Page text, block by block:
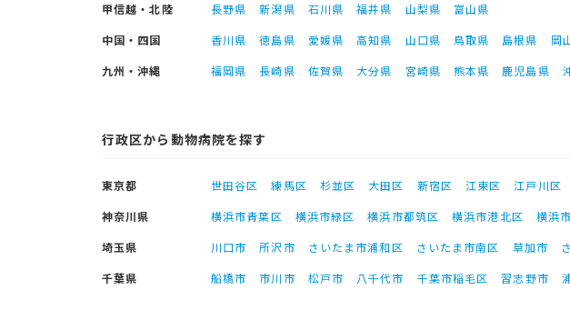
甲信越・北陸
長野県 新潟県 石川県 福井県 山梨県
富山県
中国・四国
香川県 徳島県 愛媛県 高知県 山口県 鳥取県 島根県 岡
九州・沖縄
福岡県 長崎県 佐賀県 大分県 宮崎県 熊本県 鹿児島県
行政区から動物病院を探す
東京都 世田谷区 練馬区 杉並区 大田区 新宿区 江東区 江戸川区
神奈川県
横浜市青葉区 横浜市緑区 横浜市都筑区 横浜市港北区 横浜
埼玉県
川口市 所沢市 さいたま市浦和区 さいたま市南区 草加市
千葉県
船橋市 市川市 松戸市 八千代市 千葉市稲毛区 習志野市